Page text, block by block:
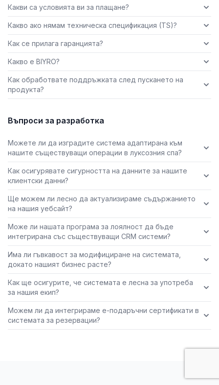
Какви са условията ви за плащане?
Какво ако нямам техническа спецификация (TS)?
Как се прилага гаранцията?
Какво е BIYRO?
Как обработвате поддръжката след пускането на
продукта?
Въпроси за разработка
Можете ли да изградите система адаптирана към
нашите съществуващи операции в луксозния спа?
Как осигурявате сигурността на данните за нашите
клиентски данни?
Ще можем ли лесно да актуализираме съдържанието
на нашия уебсайт?
Може ли нашата програма за лоялност да бъде
интегрирана със съществуващи CRM системи?
Има ли гъвкавост за модифициране на системата,
докато нашият бизнес расте?
Как ще осигурите, че системата е лесна за употреба
за нашия екип?
Можем ли да интегрираме е-подаръчни сертификати в
системата за резервации?